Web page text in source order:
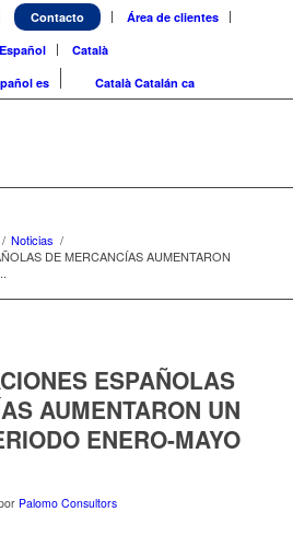
Contacto
Área de clientes
Español
Català
es Català Catalán ca
/ Noticias /
DE MERCANCÍAS AUMENTARON
ESPAÑOLAS
AUMENTARON UN
ENERO-MAYO
Palomo Consultors